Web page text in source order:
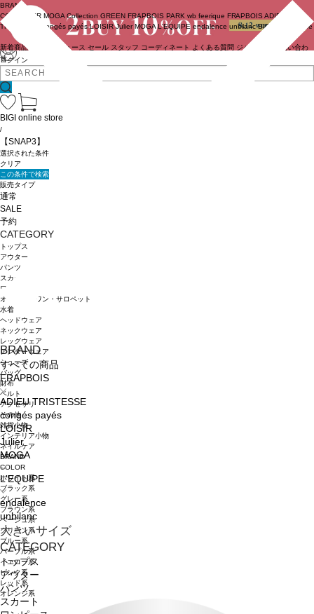
ログイン
BRAND
COUTURIER MOGA Collection GREEN FRAPBOIS PARK wb feerique FRAPBOIS ADIEU
TRISTESSE
congés payés LOISIR Julier MOGA L'EQUIPE endalence unbilanc BIGI online store
新着商品 ニュース セール スタッフ コーディネート よくある質問 ジャーナル
お問い合わ
せ
BRAND
すべての商品
FRAPBOIS
ADIEU TRISTESSE
congés payés
LOISIR
Julier
MOGA
L'EQUIPE
endalence
unbilanc
大きいサイズ
CATEGORY
トップス
アウター
パンツ
スカート
BIGI online store
/
【SNAP3】
選択された条件
クリア
この条件で検索
販売タイプ
通常
SALE
予約
CATEGORY
トップス
アウター
パンツ
スカート
ワンピース
オールインワン・サロペット
水着
ヘッドウェア
ネックウェア
レッグウェア
アンダーウェア
シューズ
バッグ
財布
ベルト
アクセサリ
その他
雑貨小物
インテリア小物
ネイルケア
BRAND
COLOR
ホワイト系
ブラック系
グレー系
ブラウン系
ベージュ系
グリーン系
ブルー系
パープル系
イエロー系
ピンク系
レッド系
オレンジ系